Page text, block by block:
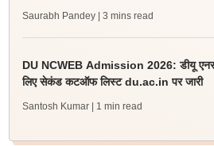
Saurabh Pandey | 3 mins read
DU NCWEB Admission 2026: डीयू
लिए सेकंड कटऑफ लिस्ट du.ac.in पर जारी
Santosh Kumar | 1 min read